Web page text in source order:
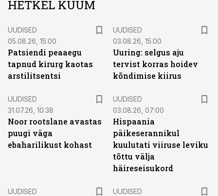
HETKEL KUUM
UUDISED
05.08.26, 15:00
Patsiendi peaaegu
tapnud kirurg kaotas
arstilitsentsi
UUDISED
03.08.26, 15:00
Uuring: selgus aju
tervist korras hoidev
kõndimise kiirus
UUDISED
31.07.26, 10:38
Noor rootslane avastas
puugi väga
ebaharilikust kohast
UUDISED
03.08.26, 07:00
Hispaania
päikeserannikul
kuulutati viiruse leviku
tõttu välja
häireseisukord
UUDISED
UUDISED